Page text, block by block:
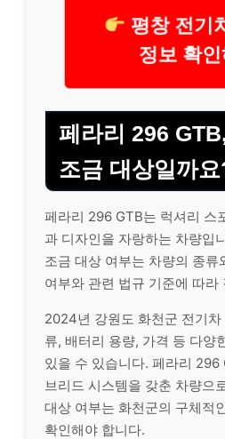
평창 전기
정보 확인
페라리 296
조금 대상일까
페라리 296 GTB는 럭셔리 스
과 디자인을 자랑하는 차량입
조금 대상 여부는 차량의 종류
여부와 관련 법규 기준에 따라
2024년 강원도 화천군 전기
류, 배터리 용량, 가격 등 다양
있을 수 있습니다. 페라리 296
브리드 시스템을 갖춘 차량으
대상 여부는 화천군의 구체적
확인해야 합니다.